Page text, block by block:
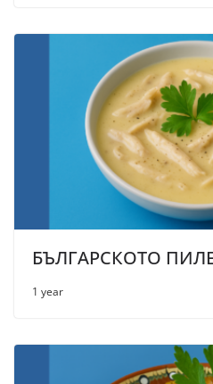
БЪЛГАРСКОТО
1 year